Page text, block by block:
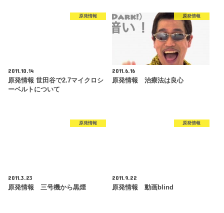
原発情報
2011.10.14
原発情報 世田谷で2.7マイクロシ
ーベルトについて
原発情報
2011.6.16
原発情報 治療法は良心
原発情報
2011.3.23
原発情報 三号機から黒煙
原発情報
2011.9.22
原発情報 動画blind